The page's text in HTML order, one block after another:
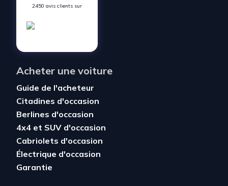
2450 avis clients sur
Acheter une voiture
Guide de l'acheteur
Citadines d'occasion
Berlines d'occasion
4x4 et SUV d'occasion
Cabriolets d'occasion
Électrique d'occasion
Garantie